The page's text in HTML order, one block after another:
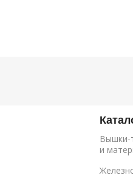
Вышки-
и